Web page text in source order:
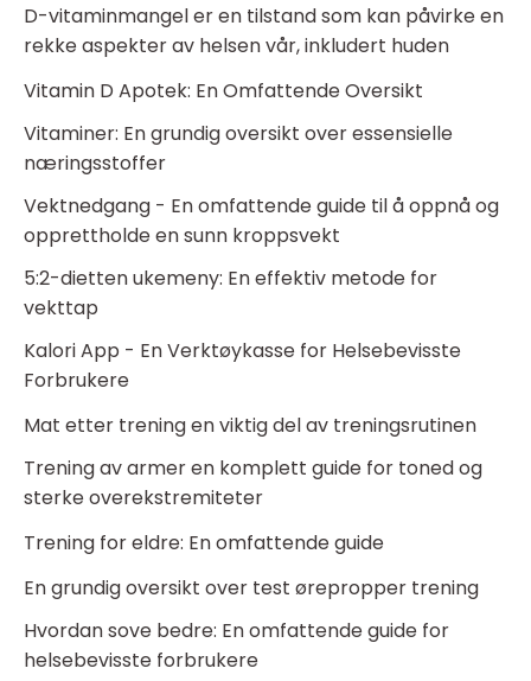
D-vitaminmangel er en tilstand som kan påvirke en
rekke aspekter av helsen vår, inkludert huden
Vitamin D Apotek: En Omfattende Oversikt
Vitaminer: En grundig oversikt over essensielle
næringsstoffer
Vektnedgang - En omfattende guide til å oppnå og
opprettholde en sunn kroppsvekt
5:2-dietten ukemeny: En effektiv metode for
vekttap
Kalori App - En Verktøykasse for Helsebevisste
Forbrukere
Mat etter trening en viktig del av treningsrutinen
Trening av armer en komplett guide for toned og
sterke overekstremiteter
Trening for eldre: En omfattende guide
En grundig oversikt over test ørepropper trening
Hvordan sove bedre: En omfattende guide for
helsebevisste forbrukere